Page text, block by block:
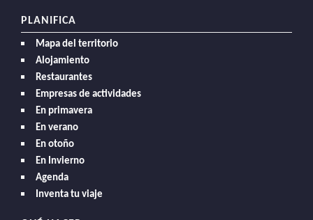
PLANIFICA
Mapa del territorio
Alojamiento
Restaurantes
Empresas de actividades
En primavera
En verano
En otoño
En Invierno
Agenda
Inventa tu viaje